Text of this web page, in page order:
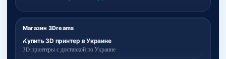
Магазин 3Dreams
Купить 3D принтер в Украине
3D принтеры с доставкой по Украине